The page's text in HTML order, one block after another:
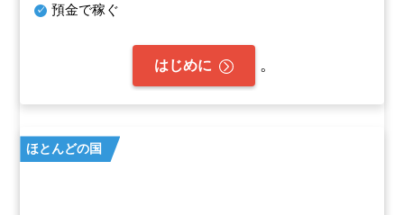
預金で稼ぐ
はじめに 。
ほとんどの国